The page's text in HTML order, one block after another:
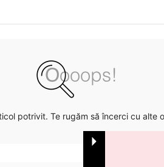
potrivit. Te rugăm să încerci cu alte